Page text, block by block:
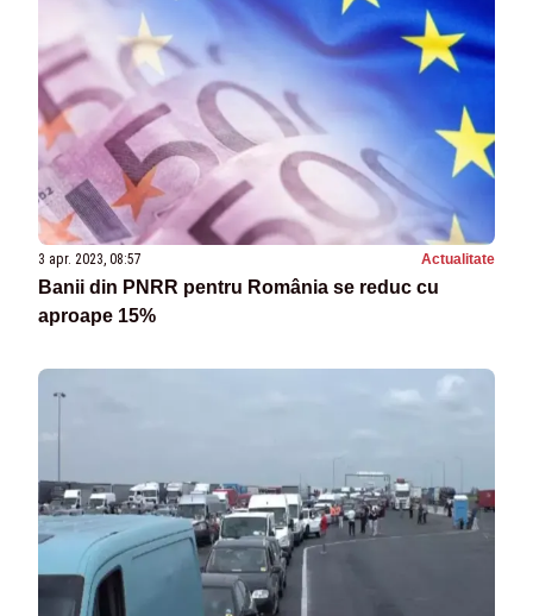
3 apr. 2023, 08:57 Actualitate
Banii din PNRR pentru România se reduc cu
aproape 15%